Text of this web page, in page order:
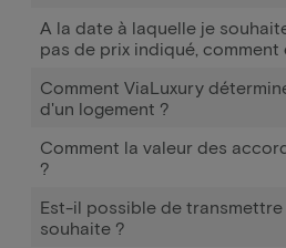
A la date à laquelle je
pas de prix indiqué,
Comment ViaLuxury
d'un logement ?
Comment la valeur des
?
Est-il possible de
souhaite ?